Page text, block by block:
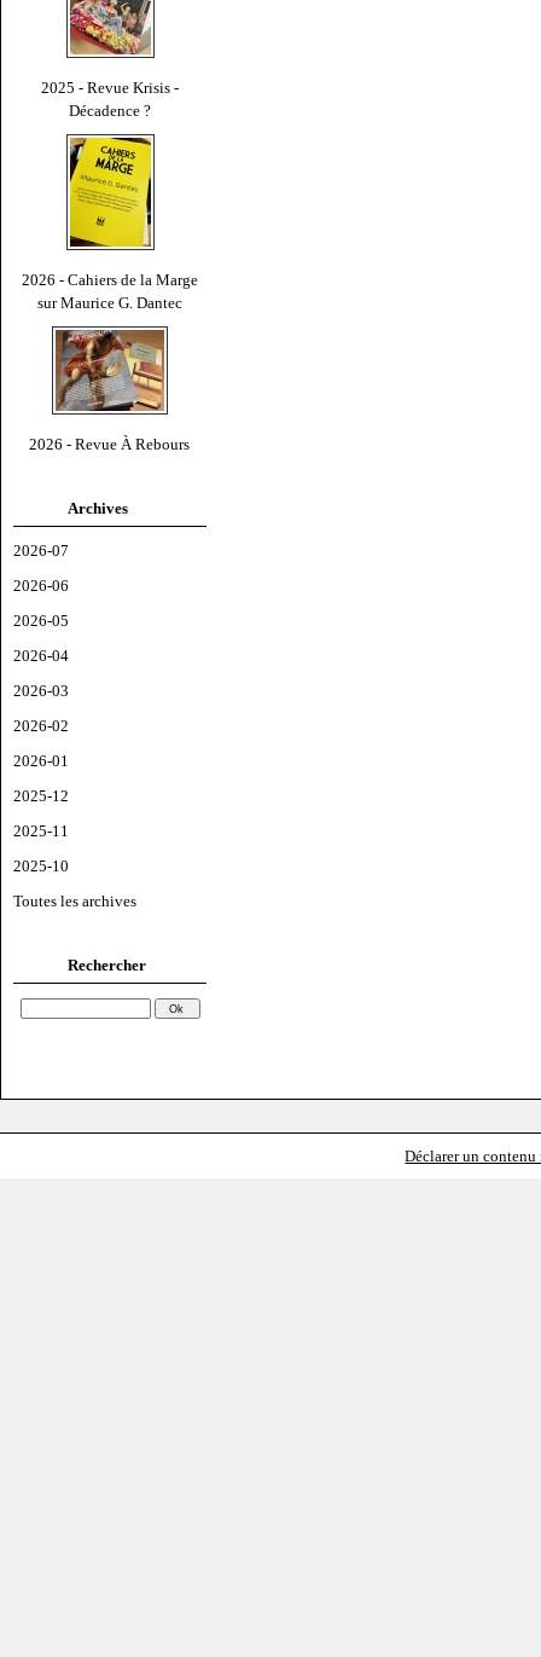
2025 - Revue Krisis -
Décadence ?
2026 - Cahiers de la Marge
sur Maurice G. Dantec
2026 - Revue À Rebours
Archives
2026-07
2026-06
2026-05
2026-04
2026-03
2026-02
2026-01
2025-12
2025-11
2025-10
Toutes les archives
Rechercher
Déclarer un